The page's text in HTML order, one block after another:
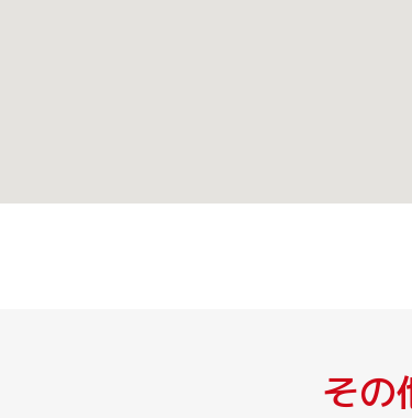
その